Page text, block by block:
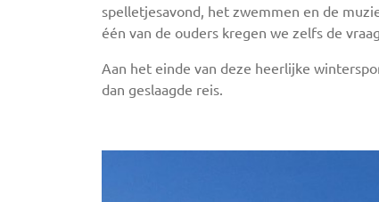
spelletjesavond, het zwemmen en de
één van de ouders kregen we zelfs de
Aan het einde van deze heerlijke
dan geslaagde reis.